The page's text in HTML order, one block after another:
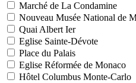
Marché de La Condamine
Nouveau Musée National de
Quai Albert Ier
Eglise Sainte-Dévote
Place du Palais
Eglise Réformée de Monaco
Hôtel Columbus Monte-Carlo